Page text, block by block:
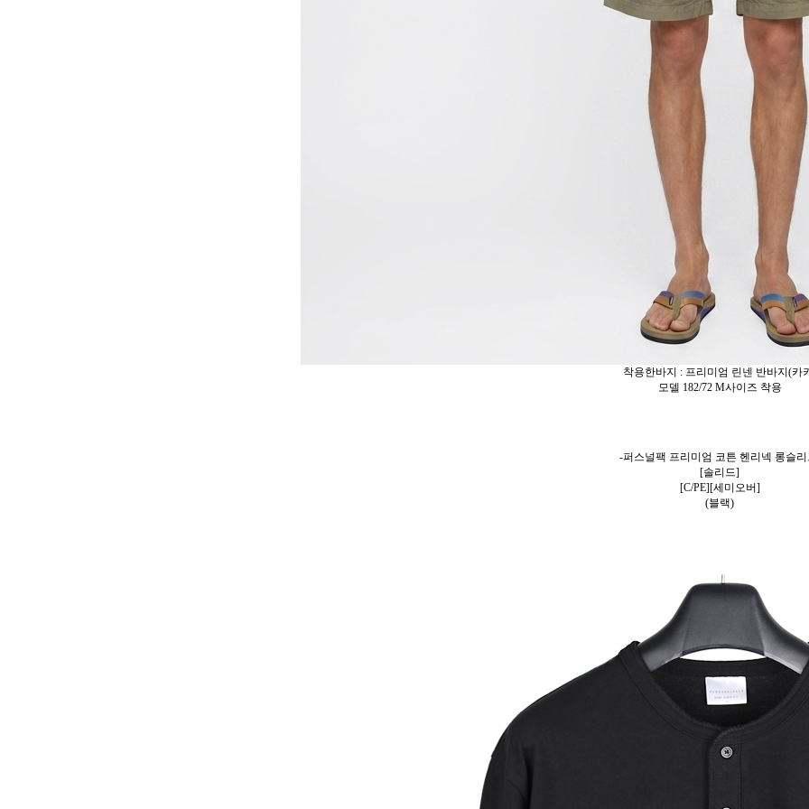
착용한바지 : 프리미엄 린넨 반바지(카
모델 182/72 M사이즈 착용
-퍼스널팩 프리미엄 코튼 헨리넥 롱슬
[솔리드]
[C/PE][세미오버]
(블랙)